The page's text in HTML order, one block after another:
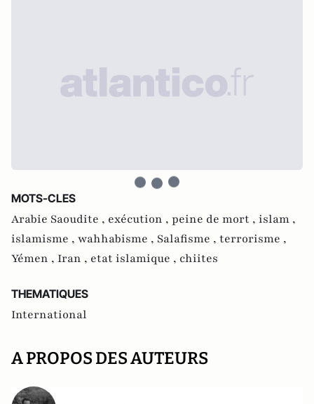
MOTS-CLES
Arabie Saoudite , exécution , peine de mort , islam ,
islamisme , wahhabisme , Salafisme , terrorisme ,
Yémen , Iran , etat islamique , chiites
THEMATIQUES
International
A PROPOS DES AUTEURS